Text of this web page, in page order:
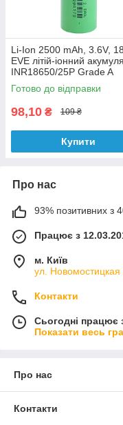
Li-Ion 2500 mAh, 3.6V,
EVE літій-іонний
INR18650/25P Grade A
Готово до відправки
98,10 ₴ 109 ₴
Купити
Про нас
93% позитивних з
Працює з
м. Київ
ул. Новомостицкая
Контакти
Сьогодні працює
Показати весь
Про нас
Контакти